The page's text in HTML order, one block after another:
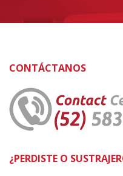
CONTÁCTANOS
¿PERDISTE O